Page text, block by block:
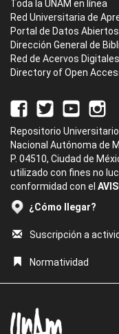
Toda la UNAM en línea
Red Universitaria de
Portal de Datos Abiertos
Dirección General de
Red de Acervos Digitales
Directory of Open
Repositorio
Nacional Autónoma de
P. 04510, Ciudad de
utilizado con fines no
conformidad con el
¿Cómo llegar?
Suscripción a
Normatividad